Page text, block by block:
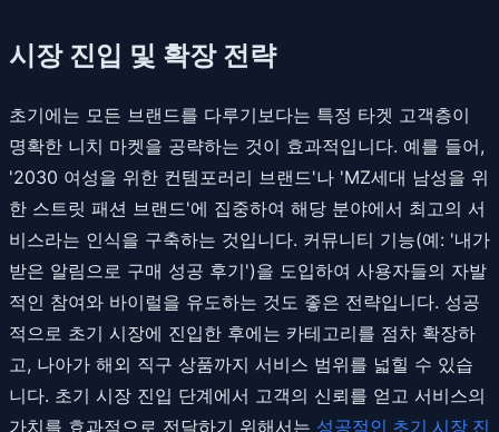
시장 진입 및 확장 전략
초기에는 모든 브랜드를 다루기보다는 특정 타겟 고객층이
명확한 니치 마켓을 공략하는 것이 효과적입니다. 예를 들어,
'2030 여성을 위한 컨템포러리 브랜드'나 'MZ세대 남성을 위
한 스트릿 패션 브랜드'에 집중하여 해당 분야에서 최고의 서
비스라는 인식을 구축하는 것입니다. 커뮤니티 기능(예: '내가
받은 알림으로 구매 성공 후기')을 도입하여 사용자들의 자발
적인 참여와 바이럴을 유도하는 것도 좋은 전략입니다. 성공
적으로 초기 시장에 진입한 후에는 카테고리를 점차 확장하
고, 나아가 해외 직구 상품까지 서비스 범위를 넓힐 수 있습
니다. 초기 시장 진입 단계에서 고객의 신뢰를 얻고 서비스의
가치를 효과적으로 전달하기 위해서는 성공적인 초기 시장 진